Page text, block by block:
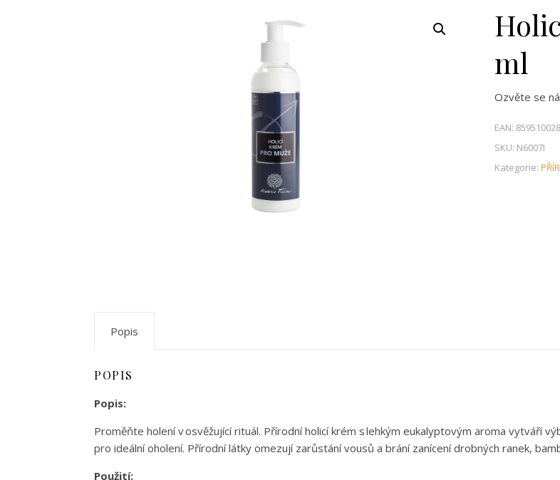
ml
Ozvěte se
EAN:
SKU: N6007I
Kategorie:
Popis
POPIS
Popis:
Proměňte holení v osvěžující rituál. Přírodní holicí krém s lehkým eukalyptovým aroma vytváří
pro ideální oholení. Přírodní látky omezují zarůstání vousů a brání zanícení drobných ranek,
Použití: